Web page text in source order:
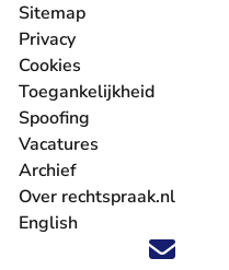
Volg ons op X (Twitter) -
Volg ons op Facebook
Volg ons op
Volg ons op
Volg ons
'Blijf op
Sitemap
Privacy
Cookies
Toegankelijkheid
Spoofing
Vacatures
- U verlaat Rechtspraak.nl
Archief
Over rechtspraak.nl
English